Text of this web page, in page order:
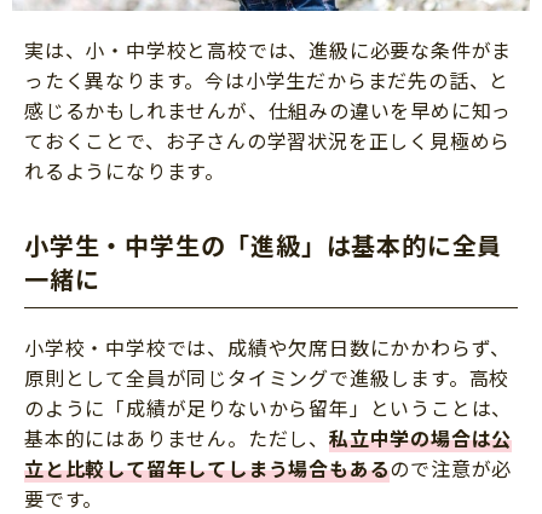
実は、小・中学校と高校では、進級に必要な条件がま
ったく異なります。今は小学生だからまだ先の話、と
感じるかもしれませんが、仕組みの違いを早めに知っ
ておくことで、お子さんの学習状況を正しく見極めら
れるようになります。
小学生・中学生の「進級」は基本的に全員
一緒に
小学校・中学校では、成績や欠席日数にかかわらず、
原則として全員が同じタイミングで進級します。高校
のように「成績が足りないから留年」ということは、
基本的にはありません。ただし、 私立中学の場合は公
立と比較して留年してしまう場合もあるので注意が必
要です。